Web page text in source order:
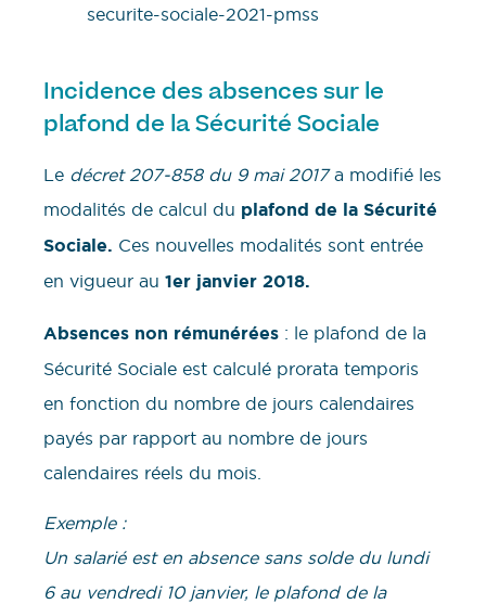
Incidence des absences sur le
plafond de la Sécurité Sociale
Le décret 207-858 du 9 mai 2017a modifié les
modalités de calcul du plafond de la Sécurité
Sociale. Ces nouvelles modalités sont entrée
en vigueur au 1er janvier 2018.
Absences non rémunérées : le plafond de la
Sécurité Sociale est calculé prorata temporis
en fonction du nombre de jours calendaires
payés par rapport au nombre de jours
calendaires réels du mois.
Exemple :
Un salarié est en absence sans solde du lundi
6 au vendredi 10 janvier, le plafond de la